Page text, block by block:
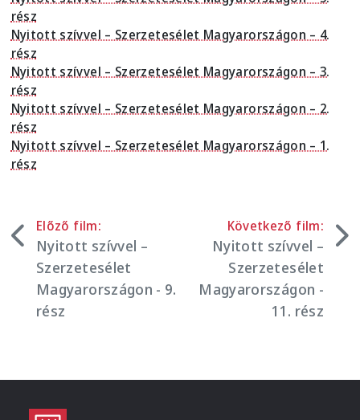
rész
Nyitott szívvel – Szerzetesélet Magyarországon – 4.
rész
Nyitott szívvel – Szerzetesélet Magyarországon – 3.
rész
Nyitott szívvel – Szerzetesélet Magyarországon – 2.
rész
Nyitott szívvel – Szerzetesélet Magyarországon – 1.
rész
Előző film:
Nyitott szívvel –
Szerzetesélet
Magyarországon - 9.
rész
Következő film:
Nyitott szívvel –
Szerzetesélet
Magyarországon -
11. rész